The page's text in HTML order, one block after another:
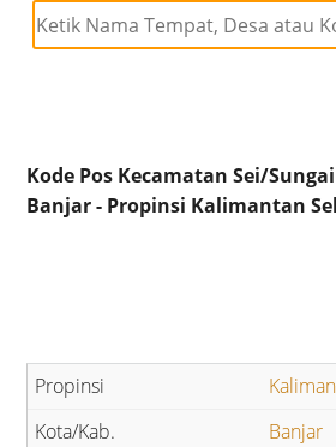
Kode Pos Kecamatan Sei/
Banjar - Propinsi Kalimantan
Banjar